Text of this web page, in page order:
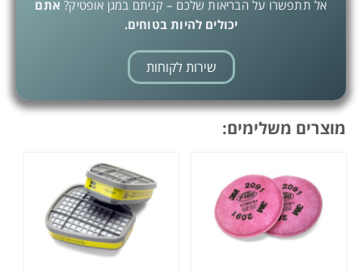
אל תתפשרו על הבריאות שלכם – קניתם במגן אופטיק? אתם
יכולים להיות בטוחים.
שירות לקוחות
מוצרים משלימים: